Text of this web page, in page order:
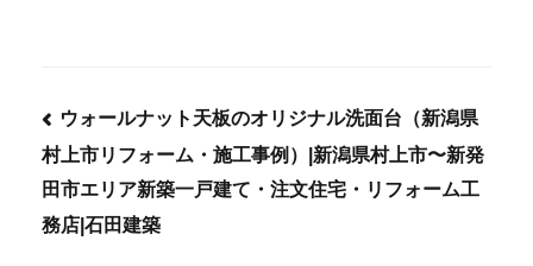
投
稿
ウォールナット天板のオリジナル洗面台（新潟県
村上市リフォーム・施工事例）|新潟県村上市〜新発
田市エリア新築一戸建て・注文住宅・リフォーム工
務店|石田建築